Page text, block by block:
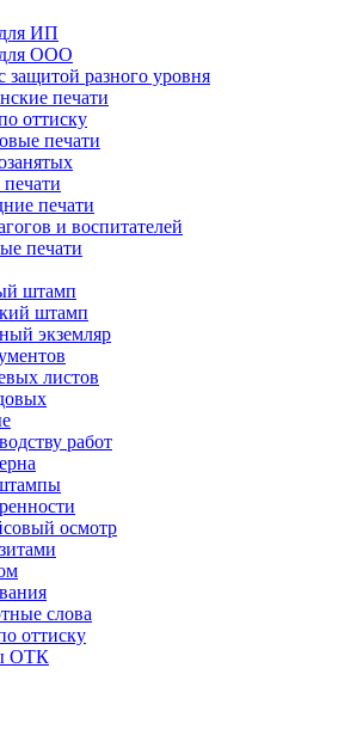
ИП
ООО
защитой разного уровня
печати
оттиску
печати
печати
и воспитателей
печати
штамп
штамп
экземляр
листов
работ
осмотр
слова
оттиску
ОТК